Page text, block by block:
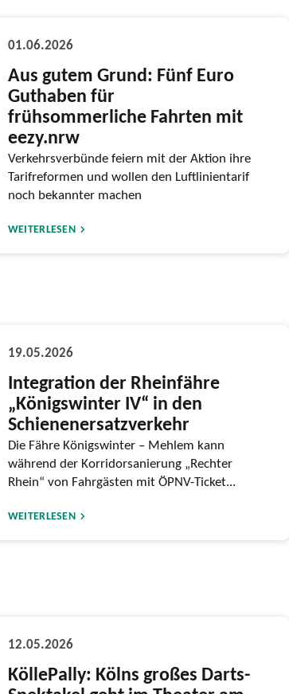
01.06.2026
Aus gutem Grund: Fünf Euro
Guthaben für
frühsommerliche Fahrten mit
eezy.nrw
Verkehrsverbünde feiern mit der Aktion ihre
Tarifreformen und wollen den Luftlinientarif
noch bekannter machen
WEITERLESEN
19.05.2026
Integration der Rheinfähre
„Königswinter IV“ in den
Schienenersatzverkehr
Die Fähre Königswinter – Mehlem kann
während der Korridorsanierung „Rechter
Rhein“ von Fahrgästen mit ÖPNV-Ticket...
WEITERLESEN
12.05.2026
KöllePally: Kölns großes Darts-